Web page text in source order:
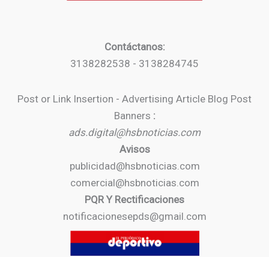
Contáctanos:
3138282538 - 3138284745
Post or Link Insertion - Advertising Article Blog Post
Banners :
ads.digital@hsbnoticias.com
Avisos
publicidad@hsbnoticias.com
comercial@hsbnoticias.com
PQR Y Rectificaciones
notificacionesepds@gmail.com